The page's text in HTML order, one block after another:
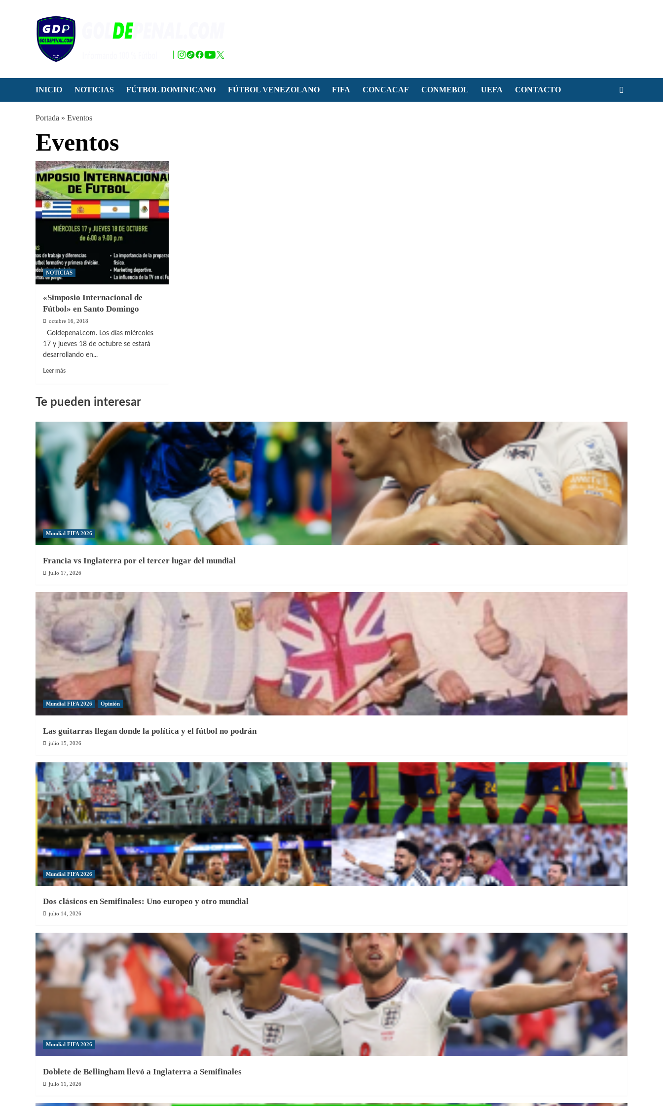
INICIO NOTICIAS FÚTBOL DOMINICANO FÚTBOL VENEZOLANO FIFA CONCACAF CONMEBOL UEFA CONTACTO
Portada » Eventos
Eventos
NOTICIAS
«Simposio Internacional de
Fútbol» en Santo Domingo
octubre 16, 2018
Goldepenal.com. Los días miércoles
17 y jueves 18 de octubre se estará
desarrollando en...
Leer másLeer
«Simposio
Internacional
Santo
Domingo
Te pueden interesar
Mundial FIFA 2026
Francia vs Inglaterra por el tercer lugar del mundial
julio 17, 2026
Mundial FIFA 2026 Opinión
Las guitarras llegan donde la política y el fútbol no podrán
julio 15, 2026
Mundial FIFA 2026
Dos clásicos en Semifinales: Uno europeo y otro mundial
julio 14, 2026
Mundial FIFA 2026
Doblete de Bellingham llevó a Inglaterra a Semifinales
julio 11, 2026